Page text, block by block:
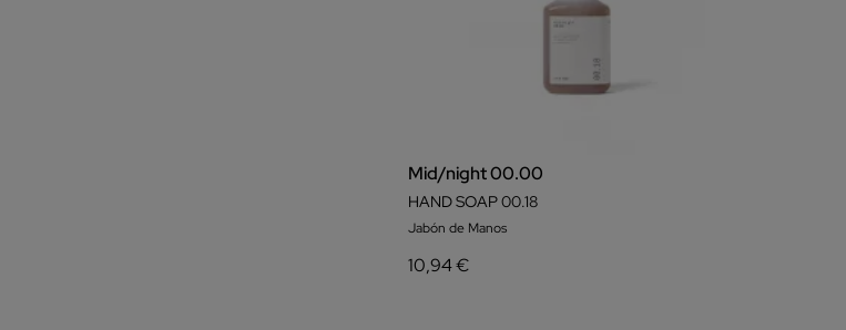
Mid/night 00.00
HAND SOAP 00.18
Jabón de Manos
10,94 €